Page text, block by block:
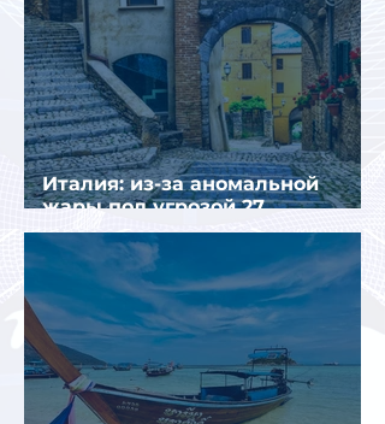
Италия: из-за аномальной
жары под угрозой 27
крупнейших городов